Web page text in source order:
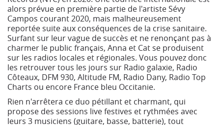
alors prévue en première partie de l'artiste Sévy
Campos courant 2020, mais malheureusement
reportée suite aux conséquences de la crise sanitaire.
Surfant sur leur vague de succès et ne renonçant pas à
charmer le public français, Anna et Cat se produisent
sur les radios locales et régionales. Vous pouvez donc
les retrouver tous les jours sur Radio galaxie, Radio
Côteaux, DFM 930, Altitude FM, Radio Dany, Radio Top
Charts ou encore France bleu Occitanie.
Rien n'arrêtera ce duo pétillant et charmant, qui
propose des sessions live festives et rythmées avec
leurs 3 musiciens (guitare, basse, batterie), tout